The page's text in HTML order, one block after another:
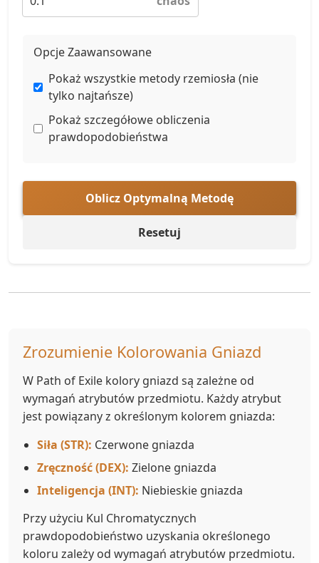
Opcje Zaawansowane
Pokaż wszystkie metody rzemiosła (nie
tylko najtańsze)
Pokaż szczegółowe obliczenia
prawdopodobieństwa
Oblicz Optymalną Metodę
Resetuj
Zrozumienie Kolorowania Gniazd
W Path of Exile kolory gniazd są zależne od
wymagań atrybutów przedmiotu. Każdy atrybut
jest powiązany z określonym kolorem gniazda:
Siła (STR): Czerwone gniazda
Zręczność (DEX): Zielone gniazda
Inteligencja (INT): Niebieskie gniazda
Przy użyciu Kul Chromatycznych
prawdopodobieństwo uzyskania określonego
koloru zależy od wymagań atrybutów przedmiotu.